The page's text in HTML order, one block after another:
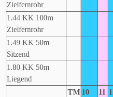
Zielfernrohr
1.44 KK 100m
Zielfernrohr
1.49 KK 50m
Sitzend
1.80 KK 50m
Liegend
TM 10 11